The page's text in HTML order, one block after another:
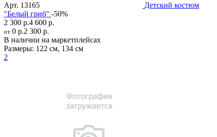
Арт. 13165
Детский костюм
"Белый гриб" -50%
2 300 р.4 600 р.
от 0 р.2 300 р.
В наличии на маркетплейсах
Размеры: 122 см, 134 см
2